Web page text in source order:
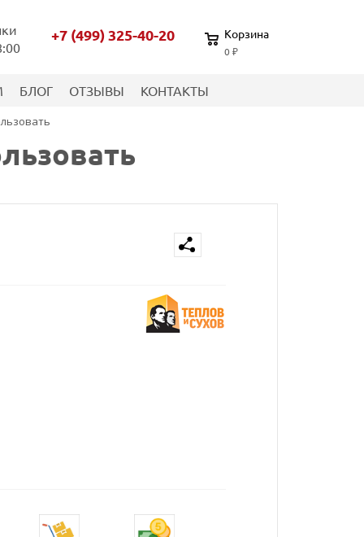
+7 (499) 325-40-20 Корзина
0 ₽
БЛОГ ОТЗЫВЫ КОНТАКТЫ